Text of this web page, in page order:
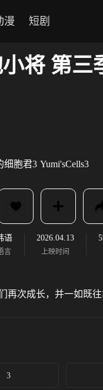
漫 短剧
将 第三
细胞君3 Yumi'sCells3
语
言
2026.04.13
上映时间
次成长，并一如既往
3